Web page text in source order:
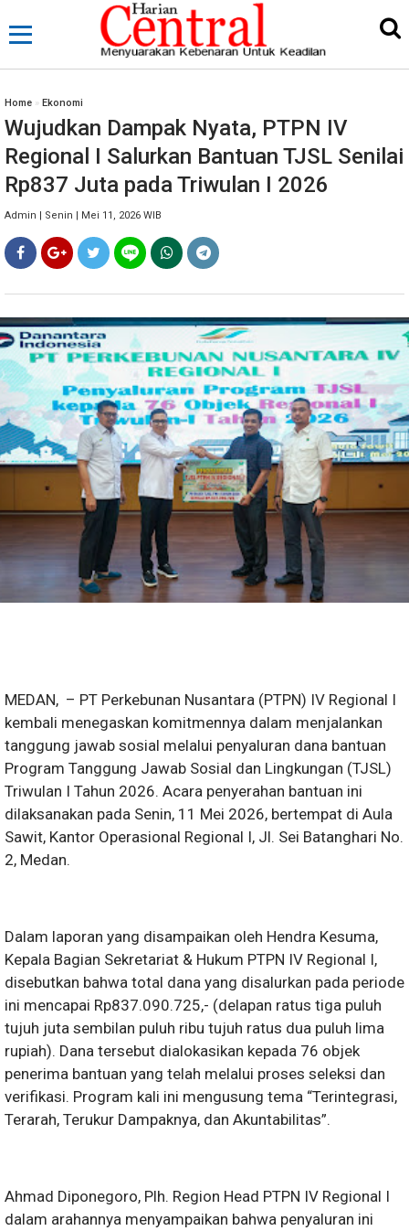
Home » Ekonomi
Wujudkan Dampak Nyata, PTPN IV
Regional I Salurkan Bantuan TJSL Senilai
Rp837 Juta pada Triwulan I 2026
Admin | Senin | Mei 11, 2026 WIB
MEDAN, – PT Perkebunan Nusantara (PTPN) IV Regional I
kembali menegaskan komitmennya dalam menjalankan
tanggung jawab sosial melalui penyaluran dana bantuan
Program Tanggung Jawab Sosial dan Lingkungan (TJSL)
Triwulan I Tahun 2026. Acara penyerahan bantuan ini
dilaksanakan pada Senin, 11 Mei 2026, bertempat di Aula
Sawit, Kantor Operasional Regional I, Jl. Sei Batanghari No.
2, Medan.
Dalam laporan yang disampaikan oleh Hendra Kesuma,
Kepala Bagian Sekretariat & Hukum PTPN IV Regional I,
disebutkan bahwa total dana yang disalurkan pada periode
ini mencapai Rp837.090.725,- (delapan ratus tiga puluh
tujuh juta sembilan puluh ribu tujuh ratus dua puluh lima
rupiah). Dana tersebut dialokasikan kepada 76 objek
penerima bantuan yang telah melalui proses seleksi dan
verifikasi. Program kali ini mengusung tema “Terintegrasi,
Terarah, Terukur Dampaknya, dan Akuntabilitas”.
Ahmad Diponegoro, Plh. Region Head PTPN IV Regional I
dalam arahannya menyampaikan bahwa penyaluran ini